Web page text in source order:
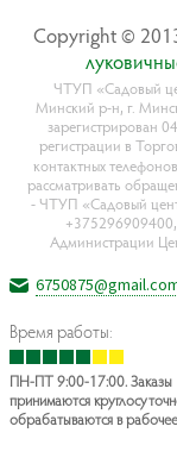
Copyright ©
ЧТУП «Садовый
Минский р-н, г.
зарегистрирован
регистрации в
контактных
рассматривать
- ЧТУП «Садовый
+375296909400,
Администрации
Время работы:
ПН-ПТ 9:00-17:00. Заказы
принимаются
обрабатываются в